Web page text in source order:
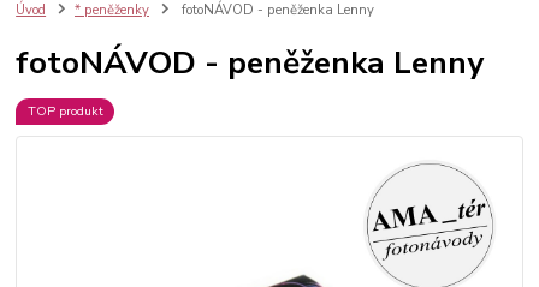
Úvod * peněženky fotoNÁVOD - peněženka Lenny
fotoNÁVOD - peněženka Lenny
TOP produkt